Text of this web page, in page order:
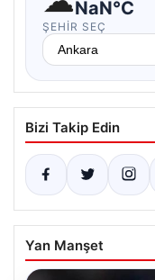
NaN°C
ŞEHIR SEÇ
Bizi Takip Edin
Yan Manşet